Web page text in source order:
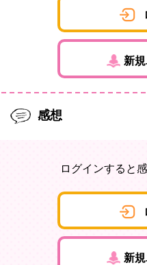
新
感想
ログインすると
新